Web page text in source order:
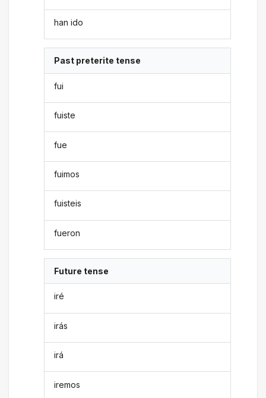
han ido
Past preterite tense
fui
fuiste
fue
fuimos
fuisteis
fueron
Future tense
iré
irás
irá
iremos